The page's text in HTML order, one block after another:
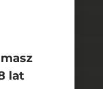
lat
szeroki wybór
asortymentu